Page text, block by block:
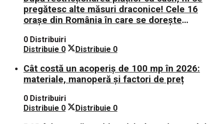
pregătesc alte măsuri draconice! Cele 16
orașe din România în care se dorește
mașini!
0 Distribuiri
Distribuie 0 Distribuie 0
Cât costă un acoperiș de 100 mp în 2026:
materiale, manoperă și factori de preț
0 Distribuiri
Distribuie 0 Distribuie 0